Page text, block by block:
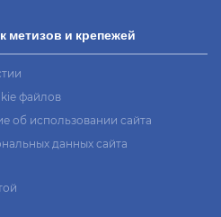
метизов и крепежей
файлов
об использовании сайта
данных сайта